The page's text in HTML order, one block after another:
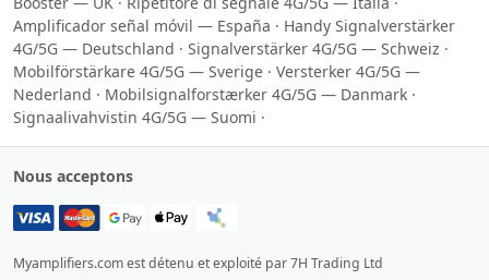
Amplificador señal móvil — España · Handy Signalverstärker
4G/5G — Deutschland · Signalverstärker 4G/5G — Schweiz ·
Mobilförstärkare 4G/5G — Sverige · Versterker 4G/5G —
Nederland · Mobilsignalforstærker 4G/5G — Danmark ·
Signaalivahvistin 4G/5G — Suomi ·
Nous acceptons
Myamplifiers.com est détenu et exploité par 7H Trading Ltd